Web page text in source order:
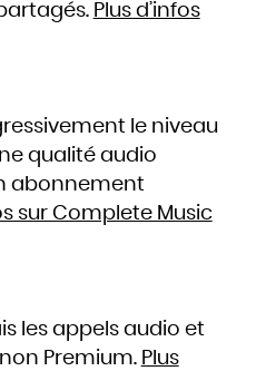
Plus d’infos
le niveau
qualité audio
abonnement
sur Complete Music
les appels audio et
Premium. Plus